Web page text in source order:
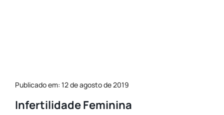
Publicado em: 12 de agosto de 2019
Infertilidade Feminina